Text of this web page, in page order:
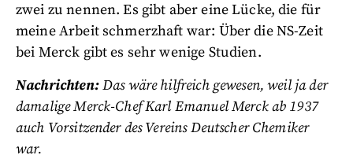
zwei zu nennen. Es gibt aber eine Lücke, die für
meine Arbeit schmerzhaft war: Über die NS-Zeit
bei Merck gibt es sehr wenige Studien.
Nachrichten:Das wäre hilfreich gewesen, weil ja der
damalige Merck-Chef Karl Emanuel Merck ab 1937
auch Vorsitzender des Vereins Deutscher Chemiker
war.